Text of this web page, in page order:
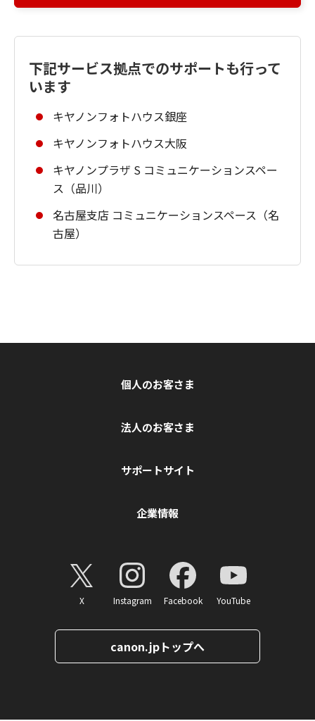
下記サービス拠点でのサポートも行って
います
キヤノンフォトハウス銀座
キヤノンフォトハウス大阪
キヤノンプラザ S コミュニケーションスペー
ス（品川）
名古屋支店 コミュニケーションスペース（名
古屋）
個人のお客さま
法人のお客さま
サポートサイト
企業情報
X Instagram Facebook YouTube
canon.jpトップへ